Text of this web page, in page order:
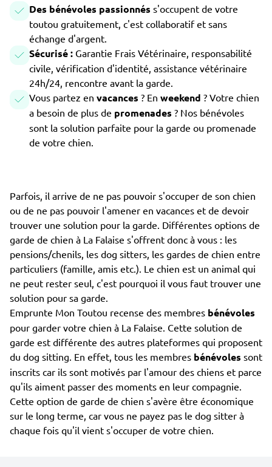
Des bénévoles passionnés s'occupent de votre
toutou gratuitement, c'est collaboratif et sans
échange d'argent.
Sécurisé : Garantie Frais Vétérinaire, responsabilité
civile, vérification d'identité, assistance vétérinaire
24h/24, rencontre avant la garde.
Vous partez en vacances ? En weekend ? Votre chien
a besoin de plus de promenades ? Nos bénévoles
sont la solution parfaite pour la garde ou promenade
de votre chien.
Parfois, il arrive de ne pas pouvoir s'occuper de son chien
ou de ne pas pouvoir l'amener en vacances et de devoir
trouver une solution pour la garde. Différentes options de
garde de chien à La Falaise s'offrent donc à vous : les
pensions/chenils, les dog sitters, les gardes de chien entre
particuliers (famille, amis etc.). Le chien est un animal qui
ne peut rester seul, c'est pourquoi il vous faut trouver une
solution pour sa garde.
Emprunte Mon Toutou recense des membres bénévoles
pour garder votre chien à La Falaise. Cette solution de
garde est différente des autres plateformes qui proposent
du dog sitting. En effet, tous les membres bénévoles sont
inscrits car ils sont motivés par l'amour des chiens et parce
qu'ils aiment passer des moments en leur compagnie.
Cette option de garde de chien s'avère être économique
sur le long terme, car vous ne payez pas le dog sitter à
chaque fois qu'il vient s'occuper de votre chien.